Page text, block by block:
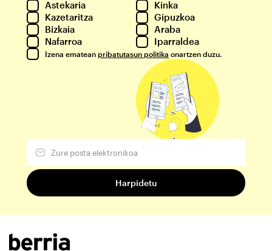
Astekaria
Kinka
Kazetaritza
Gipuzkoa
Bizkaia
Araba
Nafarroa
Iparraldea
Izena ematean pribatutasun politika onartzen duzu.